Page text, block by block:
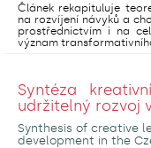
Článek rekapituluje
na rozvíjení návyků a
prostřednictvím i na
význam transformativního
Syntéza
udržitelný rozvoj
Synthesis of creative
development in the